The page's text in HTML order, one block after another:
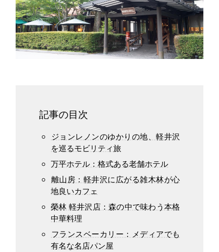
記事の目次
ジョンレノンのゆかりの地、軽井沢
を巡るモビリティ旅
万平ホテル：格式ある老舗ホテル
離山房：軽井沢に広がる雑木林が心
地良いカフェ
榮林 軽井沢店：森の中で味わう本格
中華料理
フランスベーカリー：メディアでも
有名な名店パン屋